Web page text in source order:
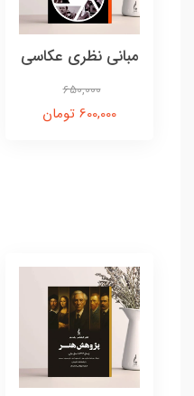
مبانی نظری عکاسی
650,000
600,000 تومان